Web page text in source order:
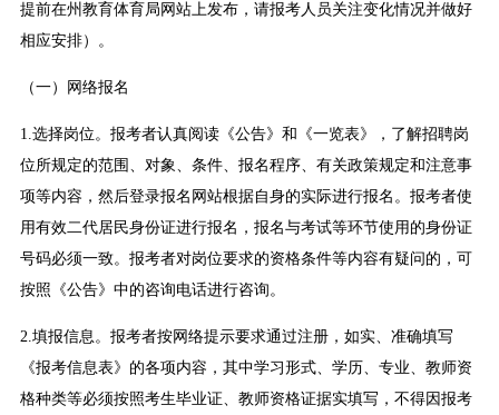
提前在州教育体育局网站上发布，请报考人员关注变化情况并做好
相应安排）。
（一）网络报名
1.选择岗位。报考者认真阅读《公告》和《一览表》，了解招聘岗
位所规定的范围、对象、条件、报名程序、有关政策规定和注意事
项等内容，然后登录报名网站根据自身的实际进行报名。报考者使
用有效二代居民身份证进行报名，报名与考试等环节使用的身份证
号码必须一致。报考者对岗位要求的资格条件等内容有疑问的，可
按照《公告》中的咨询电话进行咨询。
2.填报信息。报考者按网络提示要求通过注册，如实、准确填写
《报考信息表》的各项内容，其中学习形式、学历、专业、教师资
格种类等必须按照考生毕业证、教师资格证据实填写，不得因报考